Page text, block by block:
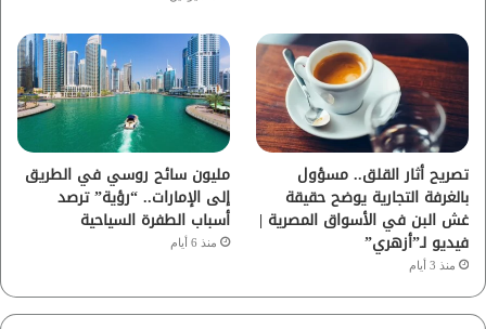
تصريح أثار القلق.. مسؤول
بالغرفة التجارية يوضح حقيقة
غش البن في الأسواق المصرية |
فيديو لـ”أزهري”
منذ 3 أيام
مليون سائح روسي في الطريق
إلى الإمارات.. “رؤية” ترصد
أسباب الطفرة السياحية
منذ 6 أيام